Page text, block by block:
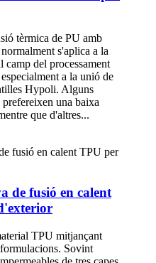
tèrmica de PU amb
s'aplica a la
del processament
a la unió de
Hypoli. Alguns
una baixa
que d'altres...
de fusió en calent
TPU mitjançant
Sovint